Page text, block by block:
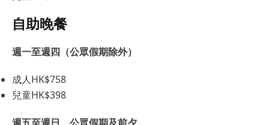
自助晚餐
週一至週四（公眾假期除外）
成人HK$758
兒童HK$398